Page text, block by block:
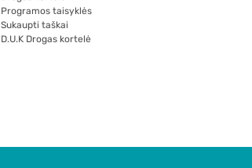
Programos taisyklės
Sukaupti taškai
D.U.K Drogas kortelė